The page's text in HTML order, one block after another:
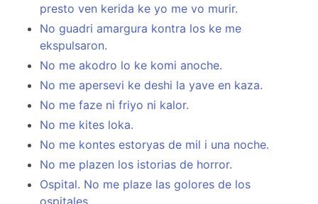
presto ven kerida ke yo me vo murir.
No guadri amargura kontra los ke me
ekspulsaron.
No me akodro lo ke komi anoche.
No me apersevi ke deshi la yave en kaza.
No me faze ni friyo ni kalor.
No me kites loka.
No me kontes estoryas de mil i una noche.
No me plazen los istorias de horror.
Ospital. No me plaze las golores de los
ospitales.